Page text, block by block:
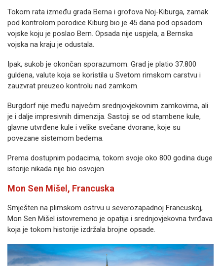
Tokom rata između grada Berna i grofova Noj-Kiburga, zamak
pod kontrolom porodice Kiburg bio je 45 dana pod opsadom
vojske koju je poslao Bern. Opsada nije uspjela, a Bernska
vojska na kraju je odustala.
Ipak, sukob je okončan sporazumom. Grad je platio 37.800
guldena, valute koja se koristila u Svetom rimskom carstvu i
zauzvrat preuzeo kontrolu nad zamkom.
Burgdorf nije među najvećim srednjovjekovnim zamkovima, ali
je i dalje impresivnih dimenzija. Sastoji se od stambene kule,
glavne utvrđene kule i velike svečane dvorane, koje su
povezane sistemom bedema.
Prema dostupnim podacima, tokom svoje oko 800 godina duge
istorije nikada nije bio osvojen.
Mon Sen Mišel, Francuska
Smješten na plimskom ostrvu u severozapadnoj Francuskoj,
Mon Sen Mišel istovremeno je opatija i srednjovjekovna tvrđava
koja je tokom historije izdržala brojne opsade.